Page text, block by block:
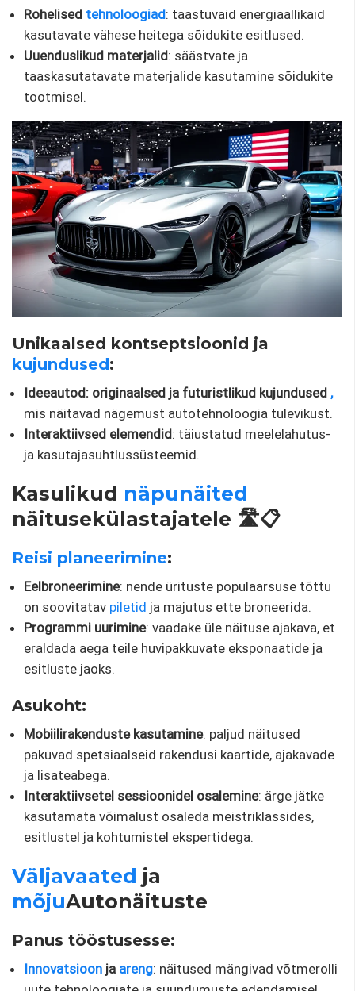
Rohelised tehnoloogiad: taastuvaid energiaallikaid
kasutavate vähese heitega sõidukite esitlused.
Uuenduslikud materjalid: säästvate ja
taaskasutatavate materjalide kasutamine sõidukite
tootmisel.
Unikaalsed kontseptsioonid ja
kujundused:
Ideeautod: originaalsed ja futuristlikud kujundused ,
mis näitavad nägemust autotehnoloogia tulevikust.
Interaktiivsed elemendid: täiustatud meelelahutus-
ja kasutajasuhtlussüsteemid.
Kasulikud näpunäited
näitusekülastajatele 🛣️📋
Reisi planeerimine:
Eelbroneerimine: nende ürituste populaarsuse tõttu
on soovitatav piletid ja majutus ette broneerida.
Programmi uurimine: vaadake üle näituse ajakava, et
eraldada aega teile huvipakkuvate eksponaatide ja
esitluste jaoks.
Asukoht:
Mobiilirakenduste kasutamine: paljud näitused
pakuvad spetsiaalseid rakendusi kaartide, ajakavade
ja lisateabega.
Interaktiivsetel sessioonidel osalemine: ärge jätke
kasutamata võimalust osaleda meistriklassides,
esitlustel ja kohtumistel ekspertidega.
Väljavaated ja
mõjuAutonäituste
Panus tööstusesse:
Innovatsioon ja areng: näitused mängivad võtmerolli